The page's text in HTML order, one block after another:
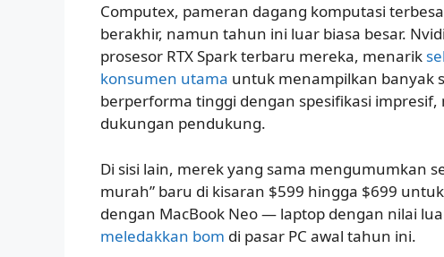
Computex, pameran dagang komputasi
berakhir, namun tahun ini luar biasa besar.
prosesor RTX Spark terbaru mereka, menarik
konsumen utama untuk menampilkan banyak
berperforma tinggi dengan spesifikasi
dukungan pendukung.
Di sisi lain, merek yang sama mengumumkan
murah” baru di kisaran $599 hingga $699
dengan MacBook Neo — laptop dengan nilai
meledakkan bom di pasar PC awal tahun ini.